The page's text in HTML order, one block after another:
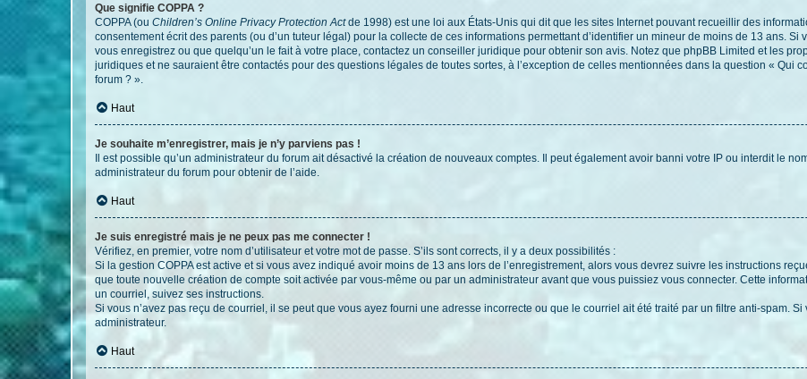
Que signifie COPPA ?
COPPA (ou Children’s Online Privacy Protection Actde 1998) est une loi aux États-Unis qui dit que les sites Internet pouvant recueillir des
consentement écrit des parents (ou d’un tuteur légal) pour la collecte de ces informations permettant d’identifier un mineur de moins de 13 ans. Si
vous enregistrez ou que quelqu’un le fait à votre place, contactez un conseiller juridique pour obtenir son avis. Notez que phpBB Limited et les
juridiques et ne sauraient être contactés pour des questions légales de toutes sortes, à l’exception de celles mentionnées dans la question « Qui
forum ? ».
Haut
Je souhaite m’enregistrer, mais je n’y parviens pas !
Il est possible qu’un administrateur du forum ait désactivé la création de nouveaux comptes. Il peut également avoir banni votre IP ou interdit le
administrateur du forum pour obtenir de l’aide.
Haut
Je suis enregistré mais je ne peux pas me connecter !
Vérifiez, en premier, votre nom d’utilisateur et votre mot de passe. S’ils sont corrects, il y a deux possibilités :
Si la gestion COPPA est active et si vous avez indiqué avoir moins de 13 ans lors de l’enregistrement, alors vous devrez suivre les instructions
que toute nouvelle création de compte soit activée par vous-même ou par un administrateur avant que vous puissiez vous connecter. Cette
un courriel, suivez ses instructions.
Si vous n’avez pas reçu de courriel, il se peut que vous ayez fourni une adresse incorrecte ou que le courriel ait été traité par un filtre anti-spam.
administrateur.
Haut